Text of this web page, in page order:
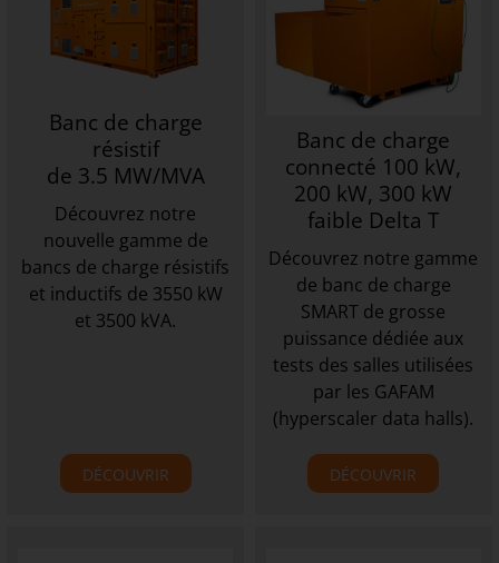
Banc de charge
résistif
de 3.5 MW/MVA
Découvrez notre
nouvelle gamme de
bancs de charge résistifs
et inductifs de 3550 kW
et 3500 kVA.
DÉCOUVRIR
Banc de charge
connecté 100 kW,
200 kW, 300 kW
faible Delta T
Découvrez notre gamme
de banc de charge
SMART de grosse
puissance dédiée aux
tests des salles utilisées
par les GAFAM
(hyperscaler data halls).
DÉCOUVRIR